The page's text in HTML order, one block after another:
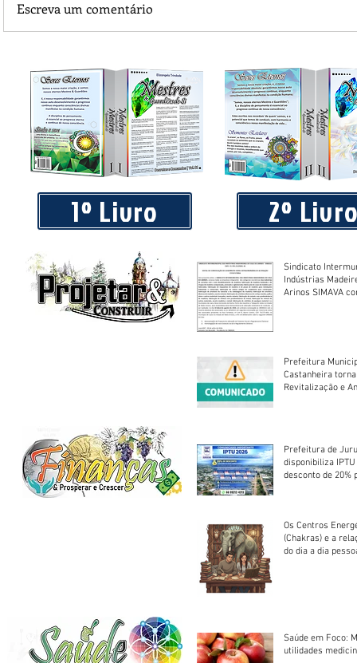
Sindicato Intermunicipal das Indústrias Madeireiras do
Arinos SIMAVA convoca à Assembleia Extraordinária
Escreva um comentário
1º Livro 2º
Sindicato
Indústrias
Arinos SIMAVA convoca à
Prefeitura
Castanheira
Revitalização e
Prefeitura de
disponibiliza
desconto de 20%
Os Centros
(Chakras) e a
do dia a dia
Saúde em Foco:
utilidades